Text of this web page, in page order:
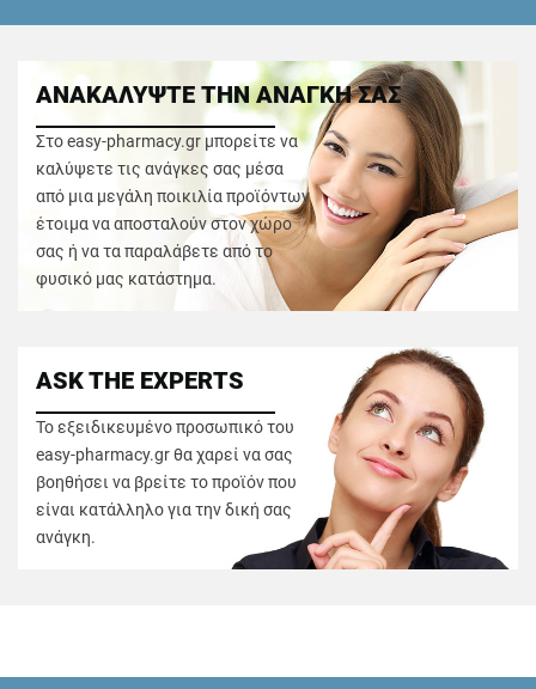
ΑΝΑΚΑΛΥΨΤΕ ΤΗΝ ΑΝΑΓΚΗ ΣΑΣ
Στο easy-pharmacy.gr μπορείτε να
καλύψετε τις ανάγκες σας μέσα
από μια μεγάλη ποικιλία προϊόντων
έτοιμα να αποσταλούν στον χώρο
σας ή να τα παραλάβετε από το
φυσικό μας κατάστημα.
ASK THE EXPERTS
Το εξειδικευμένο προσωπικό του
easy-pharmacy.gr θα χαρεί να σας
βοηθήσει να βρείτε το προϊόν που
είναι κατάλληλο για την δική σας
ανάγκη.